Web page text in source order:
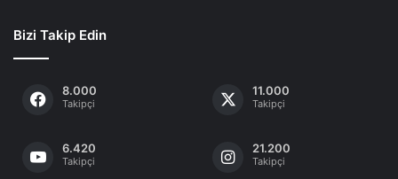
Bizi Takip Edin
8.000
Takipçi
11.000
Takipçi
6.420
Takipçi
21.200
Takipçi